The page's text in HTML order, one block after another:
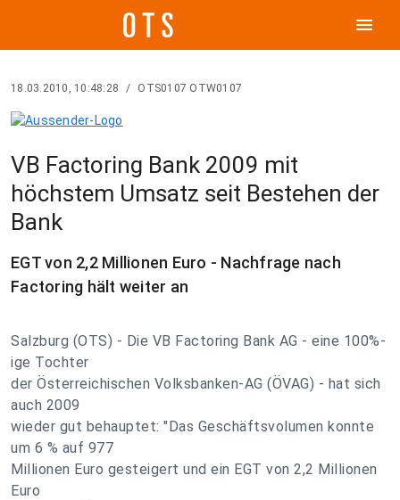
menu
18.03.2010, 10:48:28 / OTS0107 OTW0107
VB Factoring Bank 2009 mit
höchstem Umsatz seit Bestehen der
Bank
EGT von 2,2 Millionen Euro - Nachfrage nach
Factoring hält weiter an
Salzburg (OTS) - Die VB Factoring Bank AG - eine 100%-
ige Tochter
der Österreichischen Volksbanken-AG (ÖVAG) - hat sich
auch 2009
wieder gut behauptet: "Das Geschäftsvolumen konnte
um 6 % auf 977
Millionen Euro gesteigert und ein EGT von 2,2 Millionen
Euro